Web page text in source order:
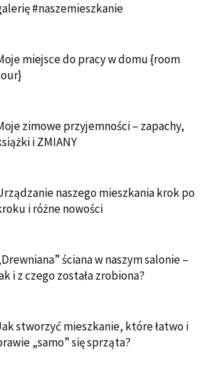
#naszemieszkanie
miejsce do pracy w domu {room
zimowe przyjemności – zapachy,
i ZMIANY
naszego mieszkania krok po
i różne nowości
ściana w naszym salonie –
i z czego została zrobiona?
stworzyć mieszkanie, które łatwo i
„samo” się sprząta?